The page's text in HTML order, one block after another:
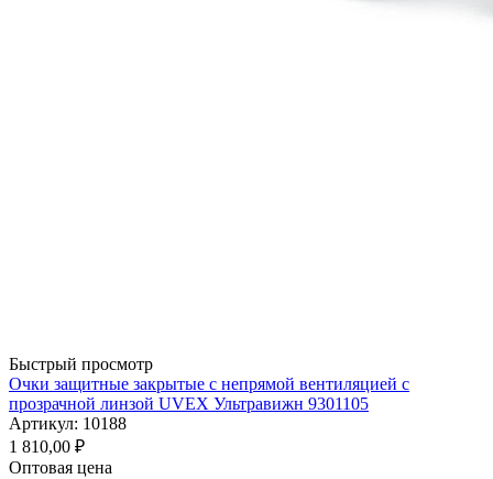
Быстрый просмотр
Очки защитные закрытые с непрямой вентиляцией с
прозрачной линзой UVEX Ультравижн 9301105
Артикул: 10188
1 810,00 ₽
Оптовая цена